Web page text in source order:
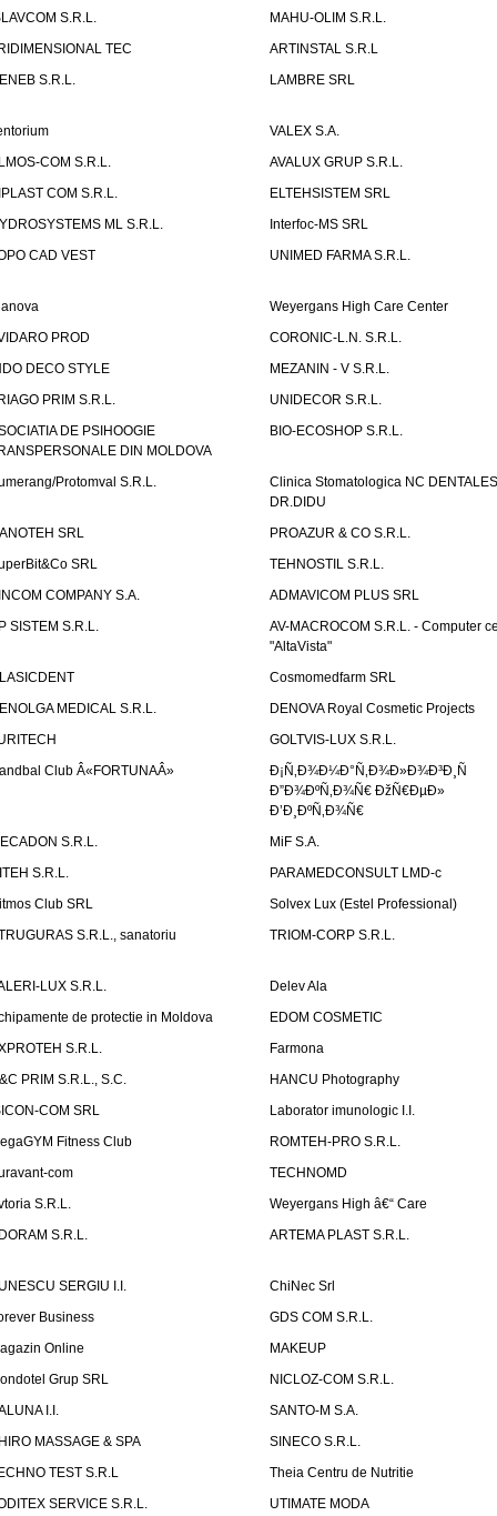
S.R.L.
MAHU-OLIM S.R.L.
TEC
ARTINSTAL S.R.L
S.R.L.
LAMBRE SRL
VALEX S.A.
COM S.R.L.
AVALUX GRUP S.R.L.
COM S.R.L.
ELTEHSISTEM SRL
ML S.R.L.
Interfoc-MS SRL
CAD VEST
UNIMED FARMA S.R.L.
Weyergans High Care Center
PROD
CORONIC-L.N. S.R.L.
DECO STYLE
MEZANIN - V S.R.L.
PRIM S.R.L.
UNIDECOR S.R.L.
DE PSIHOOGIE
DIN MOLDOVA
BIO-ECOSHOP S.R.L.
Protomval S.R.L.
Clinica Stomatologica NC DENTALES
DR.DIDU
SRL
PROAZUR & CO S.R.L.
SRL
TEHNOSTIL S.R.L.
COMPANY S.A.
ADMAVICOM PLUS SRL
SISTEM S.R.L.
AV-MACROCOM S.R.L. - Computer
"AltaVista"
Cosmomedfarm SRL
MEDICAL S.R.L.
DENOVA Royal Cosmetic Projects
GOLTVIS-LUX S.R.L.
Club Â«FORTUNAÂ»
Ð¡Ñ‚Ð¾Ð¼Ð°Ñ‚Ð¾Ð»Ð¾Ð³Ð¸Ñ
Ð”Ð¾ÐºÑ‚Ð¾Ñ€ ÐžÑ€ÐµÐ»
Ð’Ð¸ÐºÑ‚Ð¾Ñ€
S.R.L.
MiF S.A.
S.R.L.
PARAMEDCONSULT LMD-c
Club SRL
Solvex Lux (Estel Professional)
S.R.L., sanatoriu
TRIOM-CORP S.R.L.
LUX S.R.L.
Delev Ala
de protectie in Moldova
EDOM COSMETIC
S.R.L.
Farmona
PRIM S.R.L., S.C.
HANCU Photography
COM SRL
Laborator imunologic I.I.
Fitness Club
ROMTEH-PRO S.R.L.
com
TECHNOMD
S.R.L.
Weyergans High â€“ Care
S.R.L.
ARTEMA PLAST S.R.L.
SERGIU I.I.
ChiNec Srl
Business
GDS COM S.R.L.
Online
MAKEUP
Grup SRL
NICLOZ-COM S.R.L.
I.I.
SANTO-M S.A.
MASSAGE & SPA
SINECO S.R.L.
TEST S.R.L
Theia Centru de Nutritie
SERVICE S.R.L.
UTIMATE MODA